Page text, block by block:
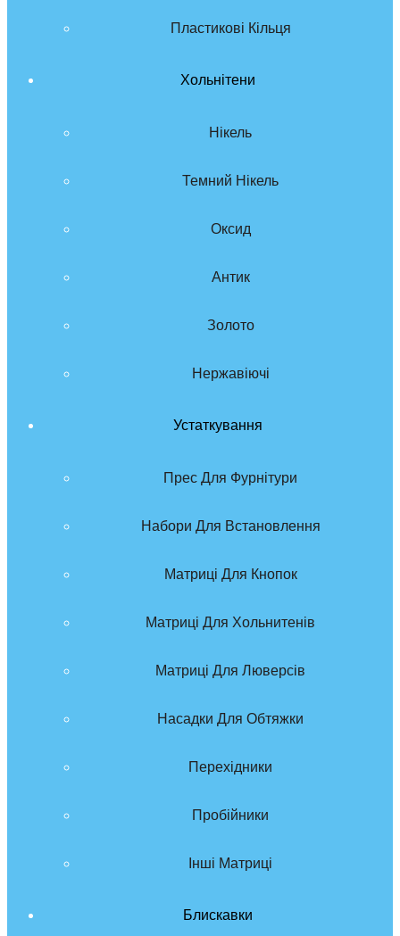
Пластикові Кільця
Хольнітени
Нікель
Темний Нікель
Оксид
Антик
Золото
Нержавіючі
Устаткування
Прес Для Фурнітури
Набори Для Встановлення
Матриці Для Кнопок
Матриці Для Хольнитенів
Матриці Для Люверсів
Насадки Для Обтяжки
Перехідники
Пробійники
Інші Матриці
Блискавки